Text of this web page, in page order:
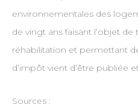
environnementales des
de vingt ans faisant l’objet
réhabilitation et permettant
d’impôt vient d’être publiée
Sources :